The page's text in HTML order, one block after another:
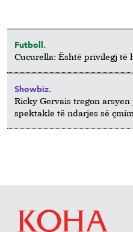
Futboll.
Cucurella: Është privilegj të
Showbiz.
Ricky Gervais tregon
spektakle të ndarjes së